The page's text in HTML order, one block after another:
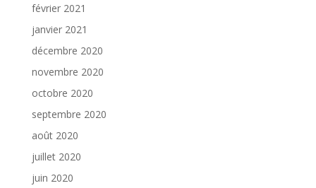
février 2021
janvier 2021
décembre 2020
novembre 2020
octobre 2020
septembre 2020
août 2020
juillet 2020
juin 2020